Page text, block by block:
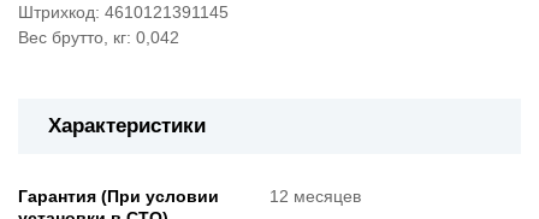
Штрихкод: 4610121391145
Вес брутто, кг: 0,042
Характеристики
Гарантия (При условии
12 месяцев